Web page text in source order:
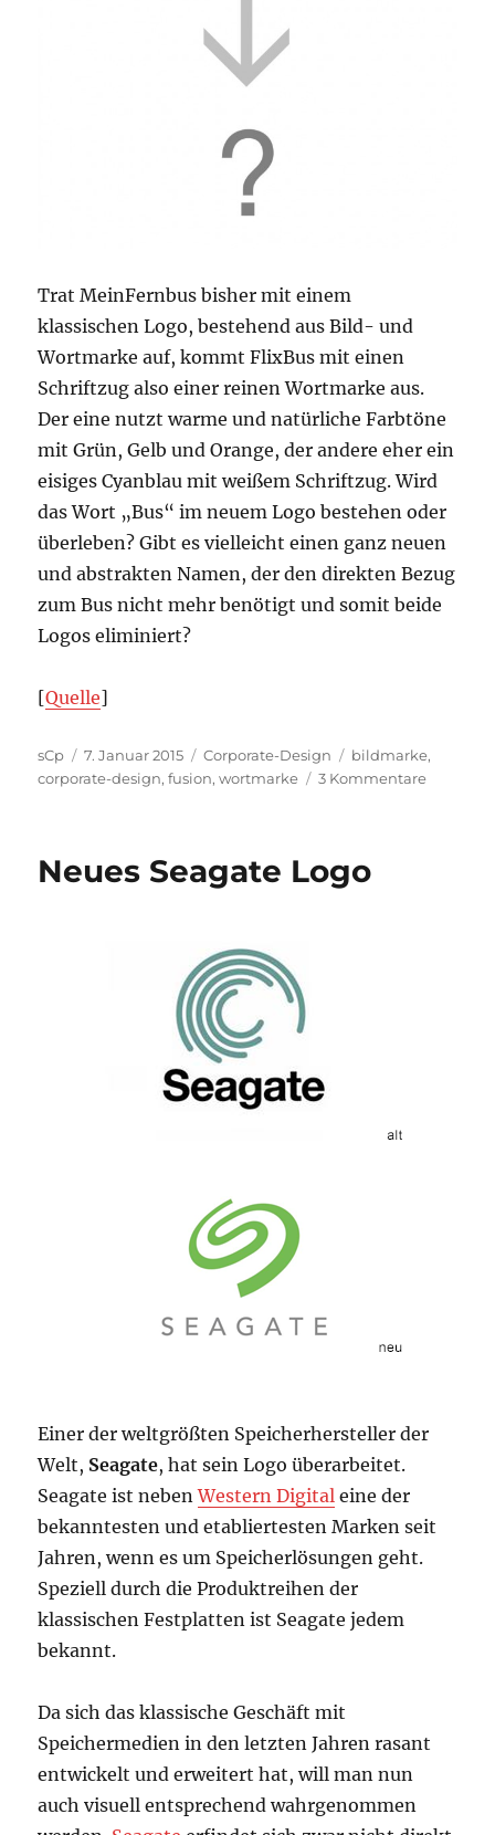
Trat MeinFernbus bisher mit einem
klassischen Logo, bestehend aus Bild- und
Wortmarke auf, kommt FlixBus mit einen
Schriftzug also einer reinen Wortmarke aus.
Der eine nutzt warme und natürliche Farbtöne
mit Grün, Gelb und Orange, der andere eher ein
eisiges Cyanblau mit weißem Schriftzug. Wird
das Wort „Bus“ im neuem Logo bestehen oder
überleben? Gibt es vielleicht einen ganz neuen
und abstrakten Namen, der den direkten Bezug
zum Bus nicht mehr benötigt und somit beide
Logos eliminiert?
[Quelle]
Autor
sCp
Veröffentlicht
am
7. Januar 2015 Kategorien
Corporate-Design Schlagwörter
bildmarke,
corporate-design,fusion,wortmarke 3 Kommentarezu
Neues Seagate Logo
Einer der weltgrößten Speicherhersteller der
Welt, Seagate, hat sein Logo überarbeitet.
Seagate ist nebenWestern Digital eine der
bekanntesten und etabliertesten Marken seit
Jahren, wenn es um Speicherlösungen geht.
Speziell durch die Produktreihen der
klassischen Festplatten ist Seagate jedem
bekannt.
Da sich das klassische Geschäft mit
Speichermedien in den letzten Jahren rasant
entwickelt und erweitert hat, will man nun
auch visuell entsprechend wahrgenommen